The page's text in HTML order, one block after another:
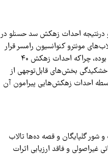
درنتیجه احداث زهکش سد حسنلو در
مونترو کنوانسیون رامسر قرار
گرفت. قصه تالاب الله‌آباد در استان قزوین نیز در امتداد همان قصه تالاب صالحیه بوده، چراکه احداث زهکش ۴۰
خشکیدگی بخش‌های قابل‌توجهی از
احداث زهکش‌هایی پیرامون آن
شور گلپایگان و قصه ده‌ها تالاب
غیراصولی و فاقد ارزیابی اثرات